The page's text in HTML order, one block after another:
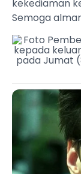
kekediaman
Semoga